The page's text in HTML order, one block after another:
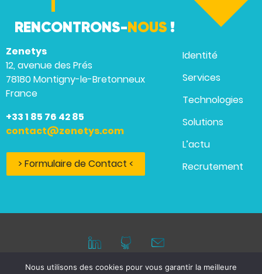
RENCONTRONS-NOUS !
Zenetys
12, avenue des Prés
78180 Montigny-le-Bretonneux
France
+33 1 85 76 42 85
contact@zenetys.com
> Formulaire de Contact <
Identité
Services
Technologies
Solutions
L’actu
Recrutement
Nous utilisons des cookies pour vous garantir la meilleure